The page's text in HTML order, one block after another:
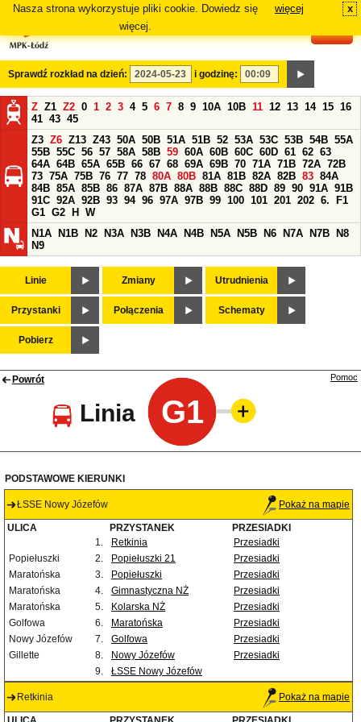
Nasza strona wykorzystuje pliki cookie. Dowiedz się
więcej.
więcej x
Sprawdź rozkład na dzień: i godzinę:
Z Z1 Z2 0 1 2 3 4 5 6 7 8 9 10A 10B 11 12 13 14 15 16
41 43 45
Z3 Z6 Z13 Z43 50A 50B 51A 51B 52 53A 53C 53B 54B 55A
55B 55C 56 57 58A 58B 59 60A 60B 60C 60D 61 62 63
64A 64B 65A 65B 66 67 68 69A 69B 70 71A 71B 72A 72B
73 75A 75B 76 77 78 80A 80B 81A 81B 82A 82B 83 84A
84B 85A 85B 86 87A 87B 88A 88B 88C 88D 89 90 91A 91B
91C 92A 92B 93 94 96 97A 97B 99 100 101 201 202 6.
F1
G1 G2 H
W
N1A
N1B N2 N3A N3B N4A N4B N5A N5B N6 N7A N7B
N8
N9
Linie Zmiany Utrudnienia
Przystanki Połączenia Schematy
Pobierz
Powrót
Linia G1
Pomoc
PODSTAWOWE KIERUNKI
ŁSSE Nowy Józefów Pokaż na mapie
ULICA PRZYSTANEK
PRZESIADKI
1.
Retkinia
Przesiadki
Popiełuszki
2. Popiełuszki 21
Przesiadki
Maratońska
3. Popiełuszki
Przesiadki
Maratońska
4. Gimnastyczna NŻ
Przesiadki
Maratońska
5. Kolarska NŻ
Przesiadki
Golfowa
6. Maratońska
Przesiadki
Nowy Józefów
7. Golfowa
Przesiadki
Gillette
8. Nowy Józefów
Przesiadki
9.
ŁSSE Nowy Józefów
Retkinia Pokaż na mapie